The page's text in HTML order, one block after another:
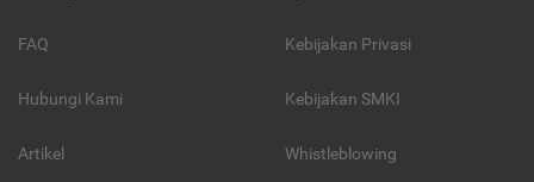
FAQ
Hubungi Kami
Artikel
Kebijakan Privasi
Kebijakan SMKI
Whistleblowing